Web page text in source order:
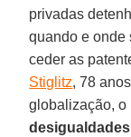
privadas
quando e onde
ceder as
Stiglitz, 78
globalização, o
desigualdades